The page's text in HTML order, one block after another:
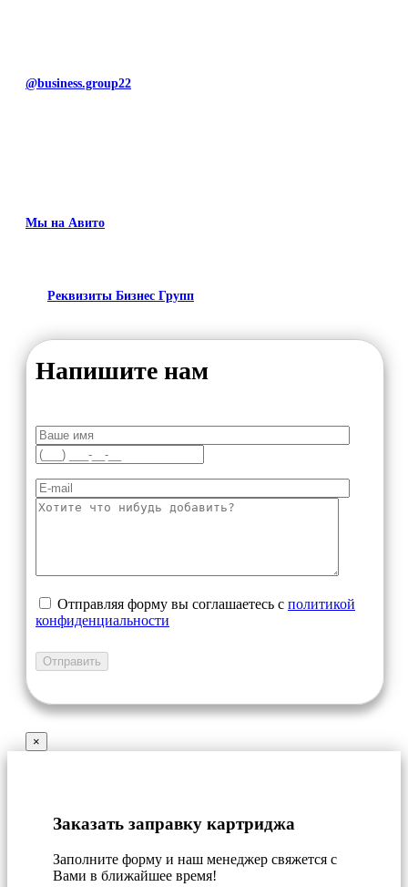
@business.group22
Мы на Авито
Реквизиты Бизнес Групп
Напишите нам
Отправляя форму вы соглашаетесь с политикой
конфиденциальности
×
Заказать заправку картриджа
Заполните форму и наш менеджер свяжется с
Вами в ближайшее время!